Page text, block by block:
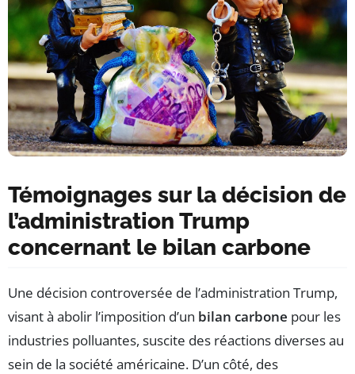
Témoignages sur la décision de
l’administration Trump
concernant le bilan carbone
Une décision controversée de l’administration Trump,
visant à abolir l’imposition d’un bilan carbone pour les
industries polluantes, suscite des réactions diverses au
sein de la société américaine. D’un côté, des